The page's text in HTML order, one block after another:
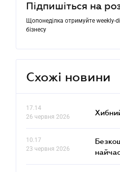
Підпишіться на
Щопонеділка отримуйте weekly-
бізнесу
Схожі новини
17.14
26 червня 2026
10.17
23 червня 2026